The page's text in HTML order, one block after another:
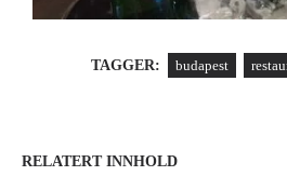
TAGGER: budapest
RELATERT INNHOLD